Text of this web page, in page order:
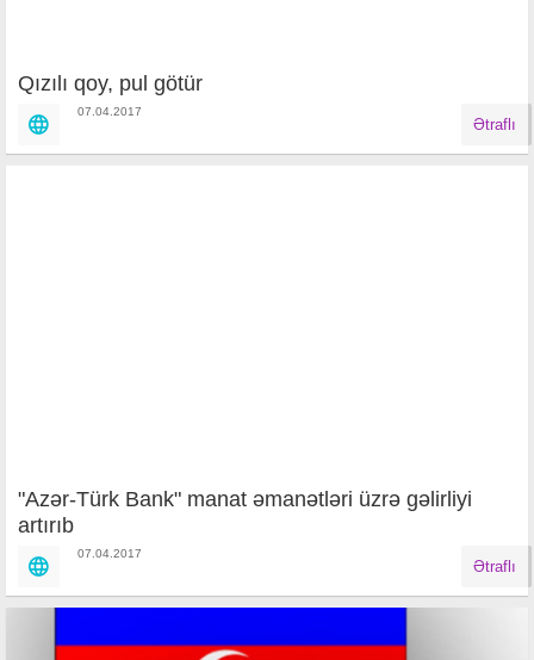
Qızılı qoy, pul götür
07.04.2017
Ətraflı
"Azər-Türk Bank" manat əmanətləri üzrə gəlirliyi
artırıb
07.04.2017
Ətraflı